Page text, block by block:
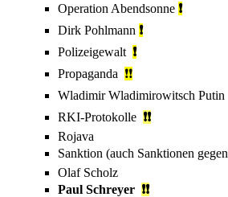
Operation Abendsonne ❗
Dirk Pohlmann ❗
Polizeigewalt ❗
Propaganda ❗❗
Wladimir Wladimirowitsch Putin
RKI-Protokolle ❗❗
Rojava
Sanktion (auch Sanktionen gegen
Olaf Scholz
Paul Schreyer ❗❗